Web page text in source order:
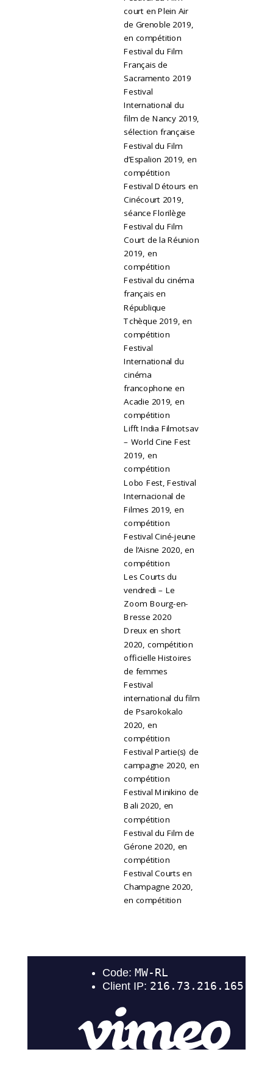
court en Plein Air
de Grenoble 2019,
en compétition
Festival du Film
Français de
Sacramento 2019
Festival
International du
film de Nancy 2019,
sélection française
Festival du Film
d’Espalion 2019, en
compétition
Festival Détours en
Cinécourt 2019,
séance Florilège
Festival du Film
Court de la Réunion
2019, en
compétition
Festival du cinéma
français en
République
Tchèque 2019, en
compétition
Festival
International du
cinéma
francophone en
Acadie 2019, en
compétition
Lifft India Filmotsav
– World Cine Fest
2019, en
compétition
Lobo Fest, Festival
Internacional de
Filmes 2019, en
compétition
Festival Ciné-jeune
de l’Aisne 2020, en
compétition
Les Courts du
vendredi – Le
Zoom Bourg-en-
Bresse 2020
Dreux en short
2020, compétition
officielle Histoires
de femmes
Festival
international du film
de Psarokokalo
2020, en
compétition
Festival Partie(s) de
campagne 2020, en
compétition
Festival Minikino de
Bali 2020, en
compétition
Festival du Film de
Gérone 2020, en
compétition
Festival Courts en
Champagne 2020,
en compétition